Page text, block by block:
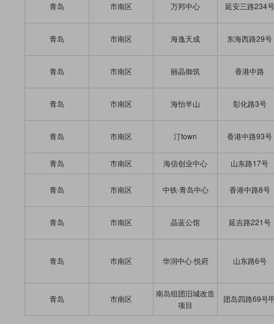
青岛 市南区 万邦中心 延安三路234号
青岛 市南区 海逸天成 东海西路29号
青岛 市南区 丽晶御筑 香港中路
青岛 市南区 海怡半山 彰化路3号
青岛 市南区 汀town 香港中路93号
青岛 市南区 海信创业中心 山东路17号
青岛 市南区 中铁·青岛中心 香港中路8号
青岛 市南区 晶蓝公馆 延吉路221号
青岛 市南区 华润中心·悦府 山东路6号
青岛 市南区
南岛组团旧城改造
项目
团岛四路69号